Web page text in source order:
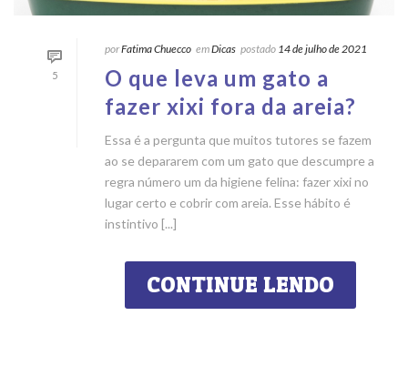
5
porFatima Chuecco emDicas postado 14 de julho de 2021
O que leva um gato a
fazer xixi fora da areia?
Essa é a pergunta que muitos tutores se fazem
ao se depararem com um gato que descumpre a
regra número um da higiene felina: fazer xixi no
lugar certo e cobrir com areia. Esse hábito é
instintivo [...]
CONTINUE LENDO